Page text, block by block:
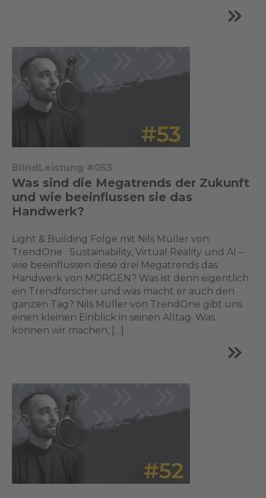
BlindLeistung #053
Was sind die Megatrends der Zukunft
und wie beeinflussen sie das
Handwerk?
Light & Building Folge mit Nils Müller von
TrendOne Sustainability, Virtual Reality und AI –
wie beeinflussen diese drei Megatrends das
Handwerk von MORGEN? Was ist denn eigentlich
ein Trendforscher und was macht er auch den
ganzen Tag? Nils Müller von TrendOne gibt uns
einen kleinen Einblick in seinen Alltag. Was
können wir machen, […]